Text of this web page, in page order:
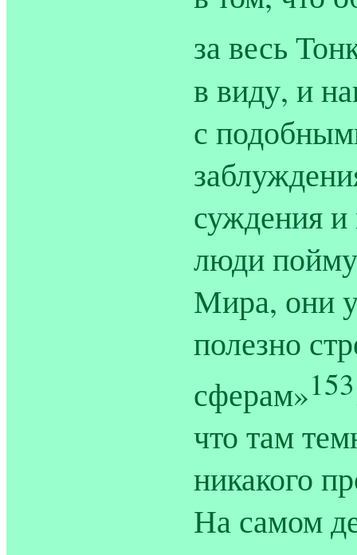
за весь
в виду, и
с
суждения
люди
Мира, они
полезно
сферам»153
что там
никакого
На самом